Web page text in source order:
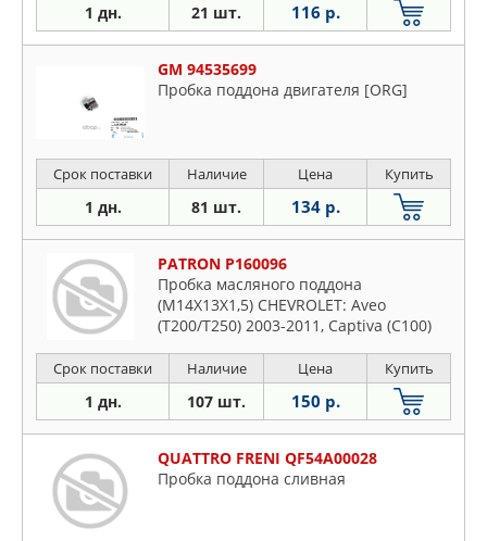
1 дн. 21 шт. 116 р.
GM 94535699
Пробка поддона двигателя [ORG]
Срок поставки Наличие Цена Купить
1 дн. 81 шт. 134 р.
PATRON P160096
Пробка масляного поддона
(M14X13X1,5) CHEVROLET: Aveo
(T200/T250) 2003-2011, Captiva (C100)
2006-2012, Evanda 2004-2006, Lacetti
2003-2013, L
Срок поставки Наличие Цена Купить
1 дн. 107 шт. 150 р.
QUATTRO FRENI QF54A00028
Пробка поддона сливная